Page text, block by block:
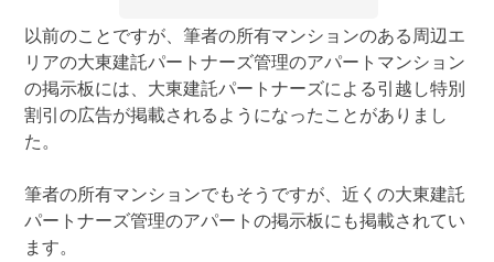
以前のことですが、筆者の所有マンションのある周辺エ
リアの大東建託パートナーズ管理のアパートマンション
の掲示板には、大東建託パートナーズによる引越し特別
割引の広告が掲載されるようになったことがありまし
た。
筆者の所有マンションでもそうですが、近くの大東建託
パートナーズ管理のアパートの掲示板にも掲載されてい
ます。